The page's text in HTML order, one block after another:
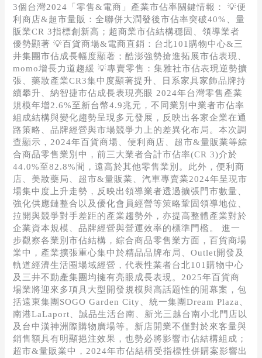
3個台灣2024「零售&電商」產業市佔率關鍵情報： 💡便
利商店&超市量販：全聯併大潤發後市佔率突破40%、量
販業CR 3指標創新高；超商業市佔結構穩固、領導業者
優勢顯著 💡百貨商場&電商直銷：台北101購物中心&三
井集團市佔成長幅度顯著；酷澎強勢搶進拓展市佔表現、
momo增長力道趨緩 💡專賣零售：集雅社市佔表現逆勢擴
張、藥妝產業CR3集中度顯著提升、日系家具家飾品牌持
續攀升、納智捷市佔成長表現亮眼 2024年台灣零售產業
規模年增2.6%至新台幣4.9兆元，不同業別中業者市佔率
組成結構與變化趨勢呈現多元發展，反映出各家企業在通
路策略、品牌經營與市場競爭力上的差異化布局。本次調
查顯示，2024年百貨商場、便利商店、超市&量販業等綜
合商品零售業別中，前三大業者合計市佔率(CR 3)介於
44.0%至82.8%間，遠高於其他零售業別。此外，便利商
店、美妝藥局、超市&量販業、汽車專賣業2024年呈現市
場集中度上升走勢，反映出領導業者透過擴張門市數量、
強化供應鏈整合以及優化會員經營等策略鞏固領導地位、
拉開與競爭對手差距的產業趨勢外，亦提高整體產業對於
企業資本規模、品牌經營與營運效率的標準門檻。 進一
步觀察各業別市佔結構，綜合商品零售業方面，百貨商場
業中，產業擴張重心集中於精品品牌布局、Outlet開發及
軌道經濟生活圈場域經營，代表性業者台北101購物中心
及三井不動產集團均擁有亮眼成長表現。2025年百貨商
場業將迎來多項具大型開發規模與高話題性的開幕案，包
括遠東集團SOGO Garden City、統一集團Dream Plaza、
南港LaLaport、誠品生活台南、新光三越台南小北門店以
及台中漢神洲際購物廣場等。新店開業不僅對於來客量與
銷售額具有明顯挹注效果，也勢必將影響市佔結構組成；
超市&量販業中，2024年市佔結構受指標性併購案影響出
商」
產
業
市
佔
率
英
雄
榜